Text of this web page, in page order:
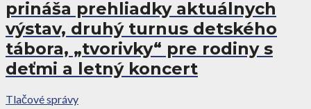
prináša prehliadky aktuálnych
výstav, druhý turnus detského
tábora, „tvorivky“ pre rodiny s
deťmi a letný koncert
Tlačové správy